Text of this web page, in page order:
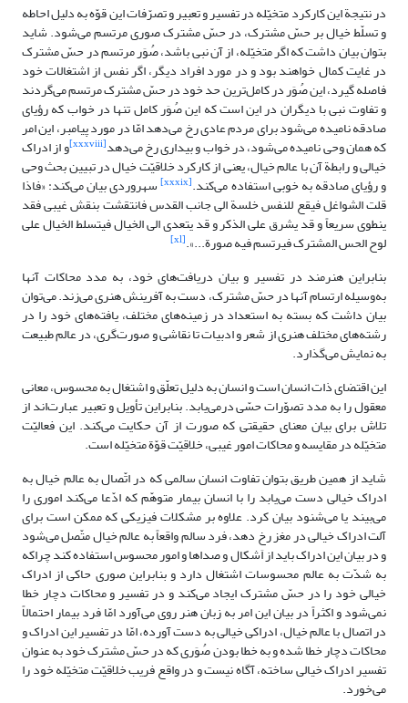
در نتیجة این کارکرد متخیّله در تفسیر و تعبیر و تصرّفات این قوّه به دلیل احاطه
و تسلّط خیال بر حسّ مشترک، در حسّ مشترک صوری مرتسم می‌شود. شاید
بتوان بیان داشت که اگر متخیّله، از آن نبی باشد، صُوَر مرتسم در حسّ مشترک
در غایت کمال خواهند بود و در مورد افراد دیگر، اگر نفس از اشتغالات خود
فاصله گیرد، این صُوَر در کامل‌ترین حد خود در حسّ مشترک مرتسم می‌گردند
و تفاوت نبی با دیگران در این است که این صُوَر کامل تنها در خواب که رؤیای
صادقه نامیده می‌شود برای مردم عادی رخ می‌دهد امّا در مورد پیامبر، این امر
که همان وحی نامیده می‌شود، در خواب و بیداری رخ می‌دهد[xxxviii] و از ادراک
خیالی و رابطة آن با عالم خیال، یعنی از کارکرد خلاقیّت خیال در تبیین بحث وحی
و رؤیای صادقه به خوبی استفاده می‌کند.[xxxix] سهروردی بیان می‌کند: «فاذا
قلت الشواغل فیقع للنفس خلسة الى جانب القدس فانتقشت بنقش غیبى فقد
ینطوى سریعاً و قد یشرق على الذکر و قد یتعدى الى الخیال فیتسلط الخیال على
لوح الحس المشترک فیرتسم فیه صورة...».[xl]
بنابراین هنرمند در تفسیر و بیان دریافت‌های خود، به مدد محاکات آنها
به‌وسیله ارتسام آنها در حسّ مشترک، دست به آفرینش هنری می‌زند. می‌توان
بیان داشت که بسته به استعداد در زمینه‌های مختلف، یافته‌های خود را در
رشته‌های مختلف هنری از شعر و ادبیات تا نقاشی و صورت‌گری، در عالم طبیعت
به نمایش می‌گذارد.
این اقتضای ذات انسان‏ است و انسان به دلیل تعلّق و اشتغال به محسوس، معانی
معقول را به مدد تصوّرات حسّی درمی‌یابد. بنابراین تأویل و تعبیر عبارت‌اند از
تلاش برای بیان معنای حقیقتی که صورت از آن حکایت می‌کند. این فعالیّت
متخیّله در مقایسه و محاکات امور غیبی، خلاقیّت قوّة متخیّله است.
شاید از همین طریق بتوان تفاوت انسان سالمی ‌که در اتّصال به عالم خیال به
ادراک خیالی دست می‌یابد را با انسان بیمار متوهّم که ادّعا می‌کند اموری را
می‌بیند یا می‌شنود بیان کرد. علاوه بر مشکلات فیزیکی که ممکن است برای
آلت ادراک خیالی در مغز رخ دهد، فرد سالم واقعاً به عالم خیال متّصل می‌شود
و در بیان این ادراک باید از اَشکال و صداها و امور محسوس استفاده کند چراکه
به شدّت به عالم محسوسات اشتغال دارد و بنابراین صوری حاکی از ادراک
خیالی خود را در حسّ مشترک ایجاد می‌کند و در تفسیر و محاکات دچار خطا
نمی‌شود و اکثراً در بیان این امر به زبان هنر روی می‌آورد امّا فرد بیمار احتمالاً
در اتصال با عالم خیال، ادراکی خیالی به دست آورده، امّا در تفسیر این ادراک و
محاکات دچار خطا شده و به خطا بودن صُوَری که در حسّ مشترک خود به عنوان
تفسیر ادراک خیالی ساخته، آگاه نیست و در واقع فریب خلاقیّت متخیّله خود را
می‌خورد.